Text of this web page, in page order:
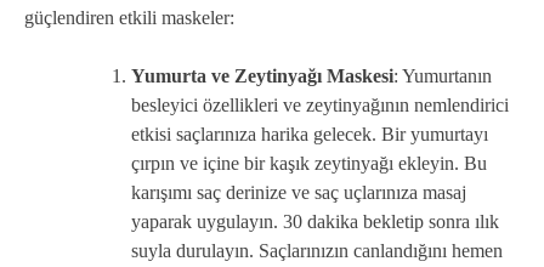
güçlendiren etkili maskeler:
Yumurta ve Zeytinyağı Maskesi: Yumurtanın
besleyici özellikleri ve zeytinyağının nemlendirici
etkisi saçlarınıza harika gelecek. Bir yumurtayı
çırpın ve içine bir kaşık zeytinyağı ekleyin. Bu
karışımı saç derinize ve saç uçlarınıza masaj
yaparak uygulayın. 30 dakika bekletip sonra ılık
suyla durulayın. Saçlarınızın canlandığını hemen